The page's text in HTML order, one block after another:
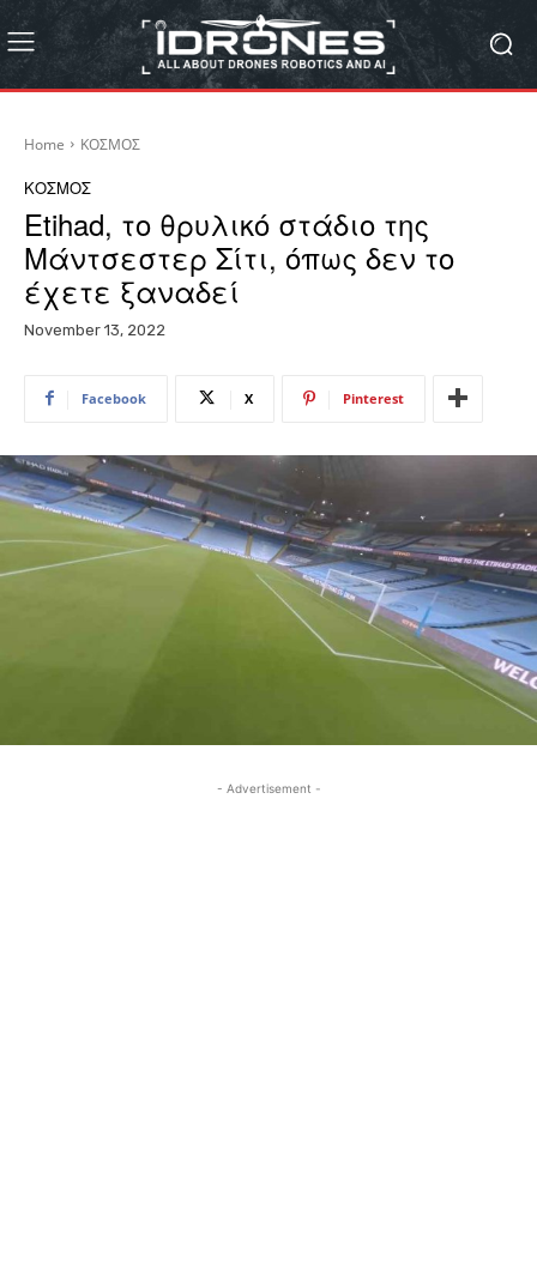
Home ΚΟΣΜΟΣ
ΚΟΣΜΟΣ
Etihad, το θρυλικό στάδιο της
Μάντσεστερ Σίτι, όπως δεν το
έχετε ξαναδεί
November 13, 2022
Facebook X Pinterest
- Advertisement -